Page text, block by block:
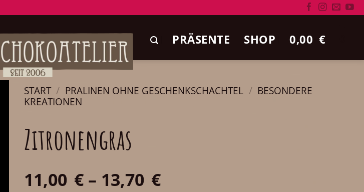
PRÄSENTE SHOP 0,00 €
START / PRALINEN OHNE GESCHENKSCHACHTEL / BESONDERE
KREATIONEN
Zitronengras
11,00 €– 13,70 €